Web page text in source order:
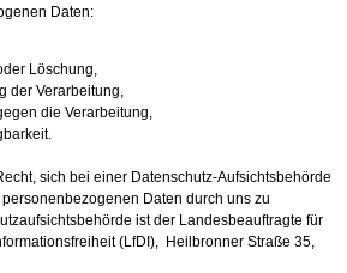
Daten:
Löschung,
Verarbeitung,
die Verarbeitung,
sich bei einer Datenschutz-Aufsichtsbehörde
Daten durch uns zu
ist der Landesbeauftragte für
(LfDI), Heilbronner Straße 35,